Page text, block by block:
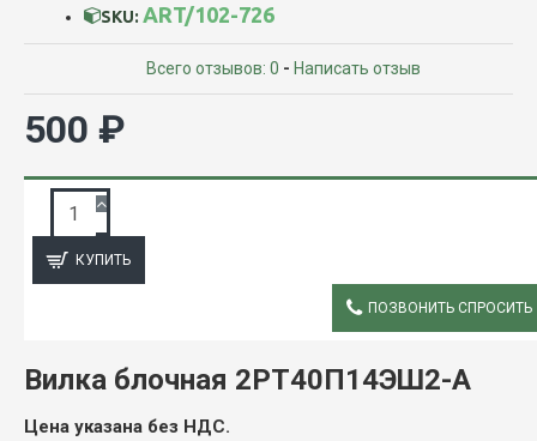
SKU: ART/102-726
Всего отзывов: 0 - Написать отзыв
500 ₽
КУПИТЬ
ПОЗВОНИТЬ СПРОСИТЬ
Вилка блочная 2РТ40П14ЭШ2-А
Цена указана без НДС.